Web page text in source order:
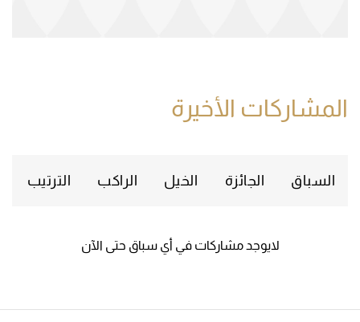
المشاركات الأخيرة
السباق الجائزة الخيل الراكب الترتيب
لايوجد مشاركات في أي سباق حتى الآن